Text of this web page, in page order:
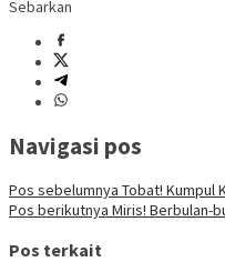
Sebarkan
Navigasi pos
Pos sebelumnya Tobat! Kumpul
Pos berikutnya Miris! Berbulan-
Pos terkait